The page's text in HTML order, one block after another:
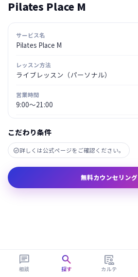
Pilates Place M
サービス名
Pilates Place M
レッスン方法
ライブレッスン（パーソナル）
営業時間
9:00～21:00
こだわり条件
詳しくは公式ページをご確認ください。
無料カウンセリング

相談

探す

カルテ